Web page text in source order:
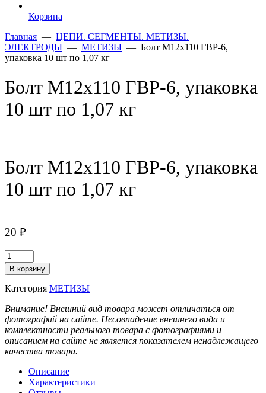
Корзина
Главная — ЦЕПИ. СЕГМЕНТЫ. МЕТИЗЫ.
ЭЛЕКТРОДЫ — МЕТИЗЫ — Болт М12х110 ГВР-6,
упаковка 10 шт по 1,07 кг
Болт М12х110 ГВР-6, упаковка
10 шт по 1,07 кг
Болт М12х110 ГВР-6, упаковка
10 шт по 1,07 кг
20 ₽
Количество
товара
Болт
М12х110
упаковка
10
шт
по
1,07
В корзину
Категория МЕТИЗЫ
Внимание! Внешний вид товара может отличаться от
фотографий на сайте. Несовпадение внешнего вида и
комплектности реального товара с фотографиями и
описанием на сайте не является показателем ненадлежащего
качества товара.
Описание
Характеристики